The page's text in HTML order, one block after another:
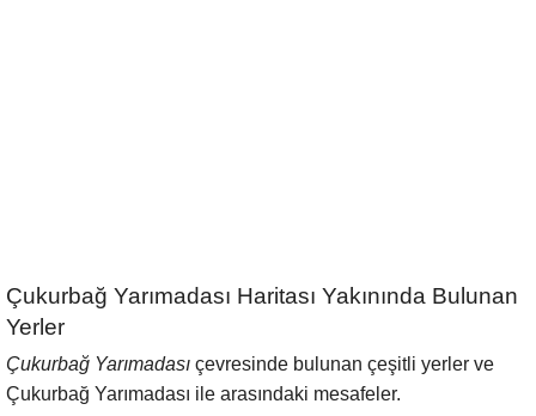
Çukurbağ Yarımadası Haritası Yakınında Bulunan
Yerler
Çukurbağ Yarımadası çevresinde bulunan çeşitli yerler ve
Çukurbağ Yarımadası ile arasındaki mesafeler.